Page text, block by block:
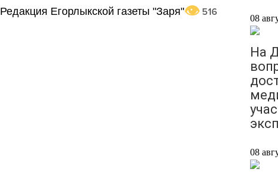
Редакция Егорлыкской газеты "Заря" 516
08
На
08